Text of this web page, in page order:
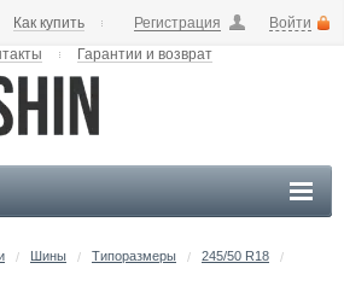
Регистрация Войти
Как купить
Гарантии и возврат
/ Шины / Типоразмеры / 245/50 R18
/